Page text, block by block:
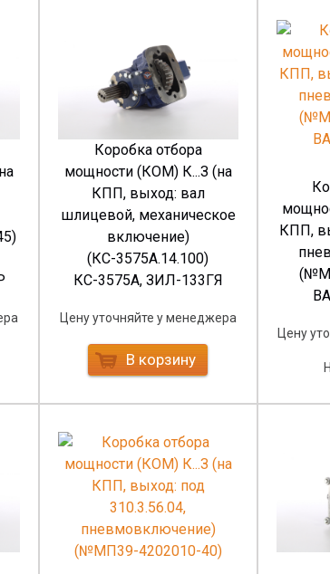
Коробка отбора
мощности (КОМ) К...З (на
КПП, выход: вал
шлицевой, механическое
включение)
(КС-3575А.14.100)
КС-3575А, ЗИЛ-133ГЯ
Цену уточняйте у менеджера
В корзину
КПП,
Цену